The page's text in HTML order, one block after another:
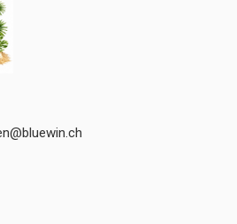
@bluewin.ch